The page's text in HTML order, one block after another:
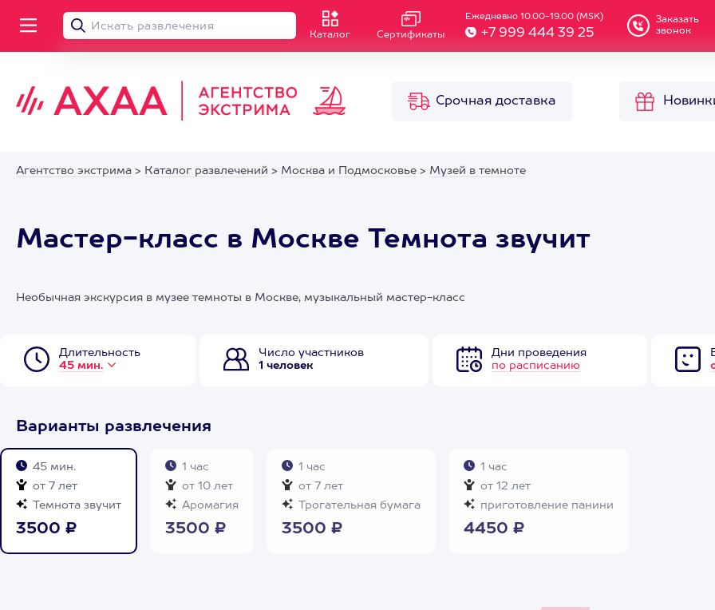
Каталог Сертификаты
Ежедневно 10.00-19.00 (MSK)
+7 999 444 39 25
Заказать
звонок
Срочная доставка
Агентство экстрима > Каталог развлечений > Москва и Подмосковье > Музей в темноте
Мастер-класс в Москве Темнота звучит
Необычная экскурсия в музее темноты в Москве, музыкальный мастер-класс
Длительность
45 мин.
Число участников
1 человек
Дни проведения
по расписанию
Варианты развлечения
45 мин.
от 7 лет
Темнота звучит
3500 ₽
1 час
от 10 лет
Аромагия
3500 ₽
1 час
от 7 лет
Трогательная бумага
3500 ₽
1 час
от 12 лет
приготовление панини
4450 ₽